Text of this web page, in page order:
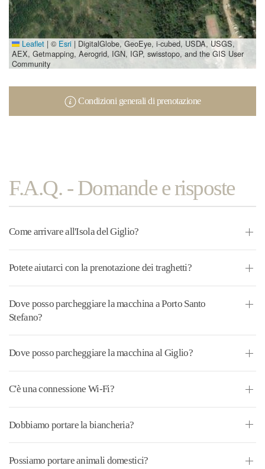
Leaflet | © Esri | DigitalGlobe, GeoEye, i-cubed, USDA, USGS,
AEX, Getmapping, Aerogrid, IGN, IGP, swisstopo, and the GIS User
Community
Condizioni generali di prenotazione
F.A.Q. - Domande e risposte
Come arrivare all'Isola del Giglio?
Potete aiutarci con la prenotazione dei traghetti?
Dove posso parcheggiare la macchina a Porto Santo
Stefano?
Dove posso parcheggiare la macchina al Giglio?
C'è una connessione Wi-Fi?
Dobbiamo portare la biancheria?
Possiamo portare animali domestici?